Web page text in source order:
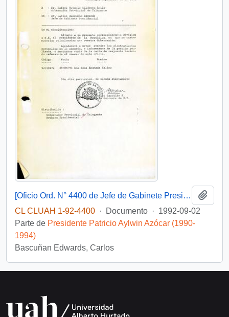
[Oficio Ord. N° 4400 de Jefe de Gabinete Presidencial, remite copia de carta]
CL CLUAH 1-92-4400 · Documento · 1992-09-02
Parte de Presidente Patricio Aylwin Azócar (1990-
1994)
Bascuñan Edwards, Carlos